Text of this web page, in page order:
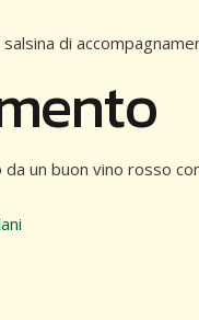
di
un buon vino rosso